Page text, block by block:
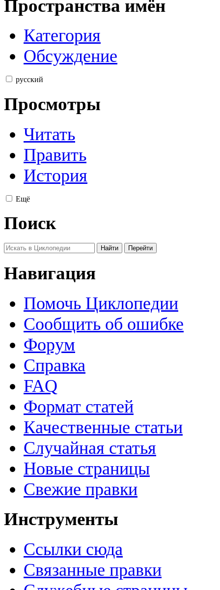
Пространства имён
Категория
Обсуждение
русский
Просмотры
Читать
Править
История
Ещё
Поиск
Навигация
Помочь Циклопедии
Сообщить об ошибке
Форум
Справка
FAQ
Формат статей
Качественные статьи
Случайная статья
Новые страницы
Свежие правки
Инструменты
Ссылки сюда
Связанные правки